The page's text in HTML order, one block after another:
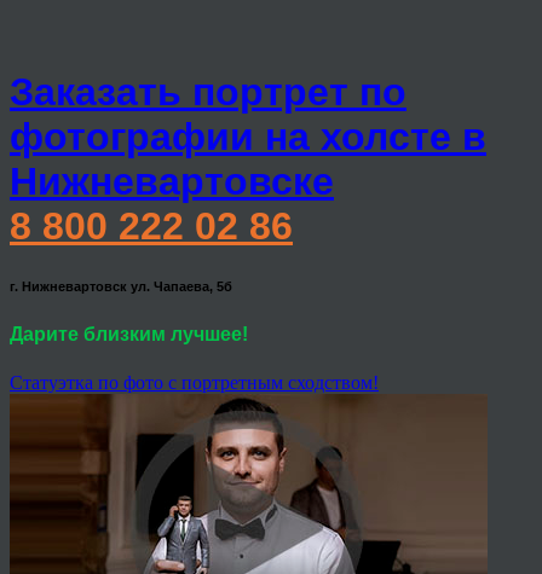
Заказать портрет по
фотографии на холсте в
Нижневартовске
8 800 222 02 86
г. Нижневартовск ул. Чапаева, 5б
Дарите близким лучшее!
Статуэтка по фото с портретным сходством!